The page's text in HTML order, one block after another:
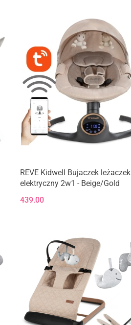
REVE Kidwell Bujaczek leżaczek
elektryczny 2w1 - Beige/Gold
439.00